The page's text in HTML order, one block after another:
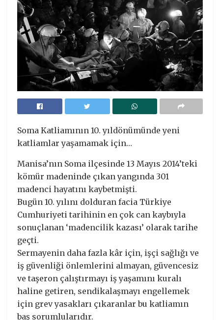
Soma Katliamının 10. yıldönümünde yeni
katliamlar yaşamamak için…
Manisa’nın Soma ilçesinde 13 Mayıs 2014’teki
kömür madeninde çıkan yangında 301
madenci hayatını kaybetmişti.
Bugün 10. yılını dolduran facia Türkiye
Cumhuriyeti tarihinin en çok can kaybıyla
sonuçlanan ‘madencilik kazası’ olarak tarihe
geçti.
Sermayenin daha fazla kâr için, işçi sağlığı ve
iş güvenliği önlemlerini almayan, güvencesiz
ve taşeron çalıştırmayı iş yaşamını kuralı
haline getiren, sendikalaşmayı engellemek
için grev yasakları çıkaranlar bu katliamın
baş sorumlularıdır.